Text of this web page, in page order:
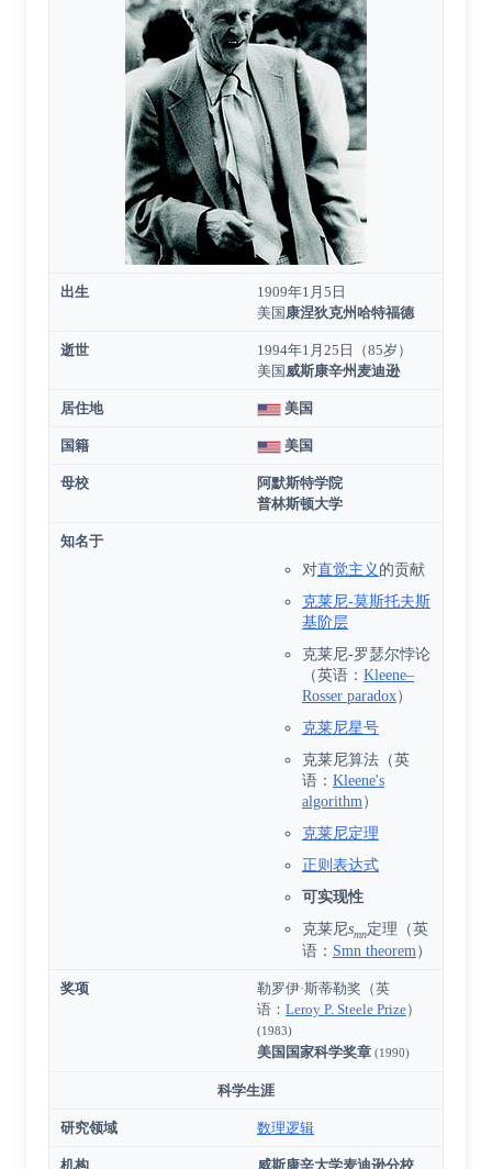
出生
1909年1月5日
美国 康涅狄克州哈特福德
逝世 1994年1月25日
（85岁）
美国威斯康辛州麦迪逊
居住地 美国
国籍 美国
母校
阿默斯特学院
普林斯顿大学
知名于
对直觉主义 的贡献
克莱尼-莫斯托夫斯
基阶层
克莱尼-罗瑟尔悖论
（英语： Kleene–
Rosser paradox）
克莱尼星号
克莱尼算法（英
语： Kleene's
algorithm ）
克莱尼定理
正则表达式
可实现性
克莱尼smn定理 （英
语： Smn theorem ）
奖项 勒罗伊·斯蒂勒奖 （英
语 ： Leroy P. Steele Prize）
(1983)
美国国家科学奖章 (1990)
科学生涯
研究领域 数理逻辑
机构 威斯康辛大学麦迪逊分校